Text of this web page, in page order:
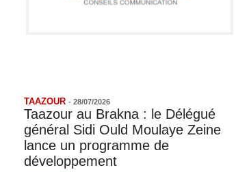
TAAZOUR - 28/07/2026
Taazour au Brakna : le Délégué
général Sidi Ould Moulaye Zeine
lance un programme de
développement